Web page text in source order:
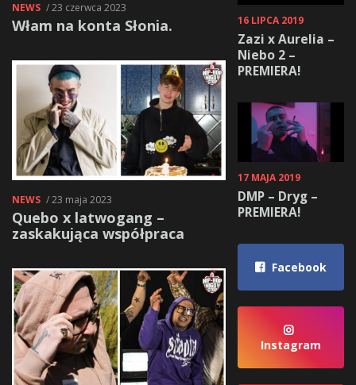
NEWS / 23 czerwca 2023
Włam na konta Słonia.
NEWS / 23 maja 2023
Quebo x latwogang –
zaskakująca współpraca
16 LIPCA 2019
Zazi x Aurelia –
Niebo 2 –
PREMIERA!
17 MAJA 2019
DMP – Dryg –
PREMIERA!
Facebook
Instagram